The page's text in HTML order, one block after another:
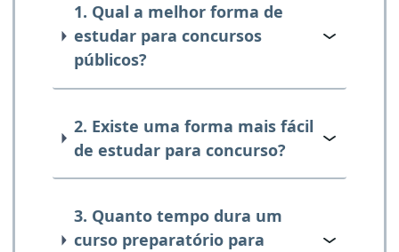
1. Qual a melhor forma de
estudar para concursos
públicos?
2. Existe uma forma mais fácil
de estudar para concurso?
3. Quanto tempo dura um
curso preparatório para